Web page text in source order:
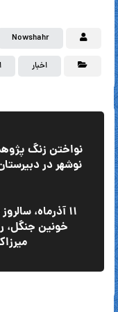
Nowshahr
اخبار
نواختن زنگ
نوشهر در
۱۱ آذرماه،
خونین جنگل،